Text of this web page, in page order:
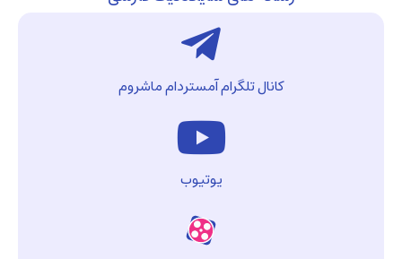
کانال تلگرام آمستردام ماشروم
یوتیوب